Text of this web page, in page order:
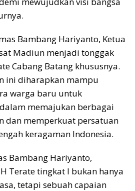
Bambang Hariyanto, Ketua
Madiun menjadi tonggak
Cabang Batang khususnya.
ini diharapkan mampu
warga baru untuk
memajukan berbagai
dan memperkuat persatuan
keragaman Indonesia.
Bambang Hariyanto,
Terate tingkat I bukan hanya
tetapi sebuah capaian